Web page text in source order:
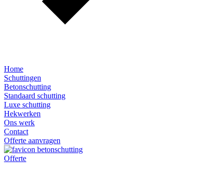
Home
Schuttingen
Betonschutting
Standaard schutting
Luxe schutting
Hekwerken
Ons werk
Contact
Offerte aanvragen
Offerte